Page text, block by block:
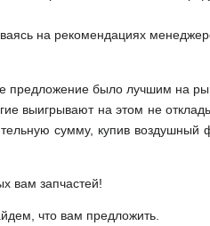
на рекомендациях
предложение было лучшим на
выигрывают на этом не
сумму, купив воздушный
вам запчастей!
что вам предложить.